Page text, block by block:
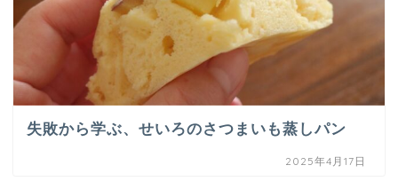
失敗から学ぶ、せいろのさつまいも蒸しパン
2025年4月17日